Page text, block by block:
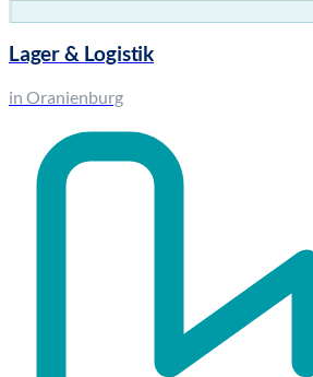
Lager & Logistik
in Oranienburg